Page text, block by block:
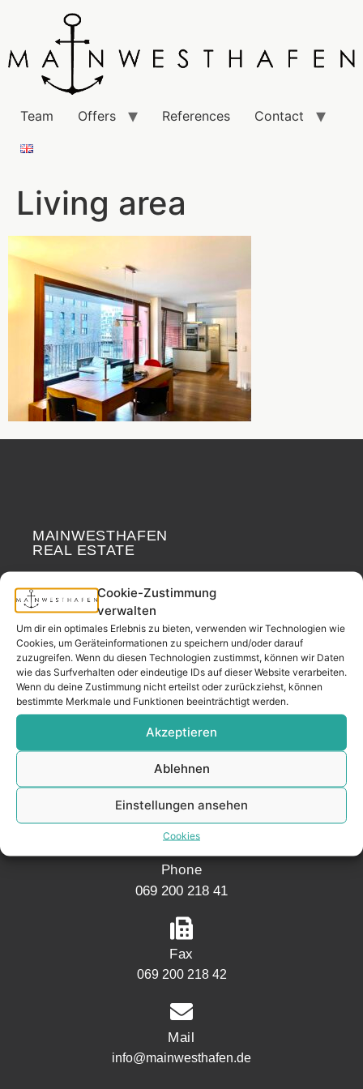
Cookie-Zustimmung
verwalten
Um dir ein optimales Erlebnis zu bieten, verwenden wir Technologien wie
Cookies, um Geräteinformationen zu speichern und/oder darauf
zuzugreifen. Wenn du diesen Technologien zustimmst, können wir Daten
wie das Surfverhalten oder eindeutige IDs auf dieser Website verarbeiten.
Wenn du deine Zustimmung nicht erteilst oder zurückziehst, können
bestimmte Merkmale und Funktionen beeinträchtigt werden.
Akzeptieren
Ablehnen
Einstellungen ansehen
Cookies
Team Offers References Contact
Living area
MAINWESTHAFEN
REAL ESTATE
Your neighborhood
real estate partner.
– since 2017.
CONTACT
Address
Mainwesthafen Immobilien
Speicherstraße 5
60327 Frankfurt
Phone
069 200 218 41
Fax
069 200 218 42
Mail
info@mainwesthafen.de